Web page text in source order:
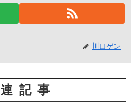
川口ゲン
記事